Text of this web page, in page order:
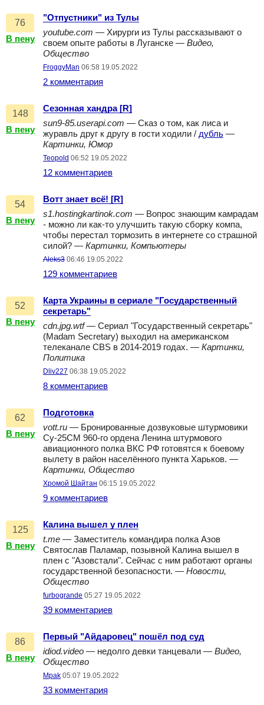
76
В пену
"Отпустники" из Тулы
youtube.com — Хирурги из Тулы рассказывают о
своем опыте работы в Луганске — Видео,
Общество
FroggyMan 06:58 19.05.2022
2 комментария
148
В пену
Сезонная хандра [R]
sun9-85.userapi.com — Сказ о том, как лиса и
журавль друг к другу в гости ходили / дубль —
Картинки, Юмор
Teopold 06:52 19.05.2022
12 комментариев
54
В пену
Вотт знает всё! [R]
s1.hostingkartinok.com — Вопрос знающим камрадам
- можно ли как-то улучшить такую сборку компа,
чтобы перестал тормозить в интернете со страшной
силой? — Картинки, Компьютеры
Aleks3 06:46 19.05.2022
129 комментариев
52
В пену
Карта Украины в сериале "Государственный
секретарь"
cdn.jpg.wtf— Сериал "Государственный секретарь"
(Madam Secretary) выходил на американском
телеканале CBS в 2014-2019 годах. — Картинки,
Политика
Dliv227 06:38 19.05.2022
8 комментариев
62
В пену
Подготовка
vott.ru — Бронированные дозвуковые штурмовики
Су-25СМ 960-го ордена Ленина штурмового
авиационного полка ВКС РФ готовятся к боевому
вылету в район населённого пункта Харьков. —
Картинки, Общество
Хромой Шайтан 06:15 19.05.2022
9 комментариев
125
В пену
Калина вышел у плен
t.me — Заместитель командира полка Азов
Святослав Паламар, позывной Калина вышел в
плен с "Азовстали". Сейчас с ним работают органы
государственной безопасности. — Новости,
Общество
furbogrande 05:27 19.05.2022
39 комментариев
86
В пену
Первый "Айдаровец" пошёл под суд
idiod.video — недолго девки танцевали — Видео,
Общество
Mpak 05:07 19.05.2022
33 комментария